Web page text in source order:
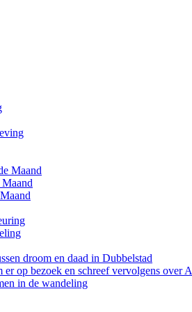
Maand
droom en daad in Dubbelstad
op bezoek en schreef vervolgens over
in de wandeling